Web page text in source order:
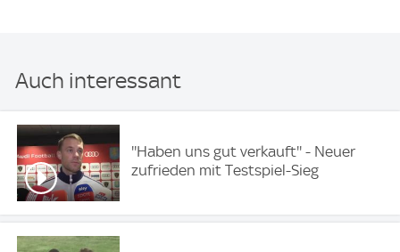
Auch interessant
''Haben uns gut verkauft'' - Neuer
zufrieden mit Testspiel-Sieg